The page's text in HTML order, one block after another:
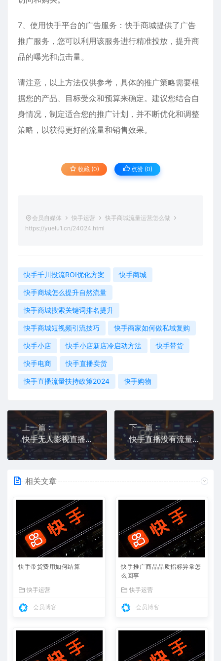
7、使用快手平台的广告服务：快手商城提供了广告
推广服务，您可以利用该服务进行精准投放，提升商
品的曝光和点击量。
请注意，以上方法仅供参考，具体的推广策略需要根
据您的产品、目标受众和预算来确定。建议您结合自
身情况，制定适合您的推广计划，并不断优化和调整
策略，以获得更好的流量和销售效果。
收藏 (0) 点赞 (0)
会员自媒体 快手运营
快手商城流量运营怎么做
https://yuelu1.cn/24024.html
快手千川投流ROI优化方案 快手商城
快手商城怎么提升自然流量
快手商城搜索关键词排名提升
快手商城短视频引流技巧 快手商家如何做私域复购
快手小店 快手小店新店冷启动方法 快手带货
快手电商 快手直播卖货
快手直播流量扶持政策2024 快手购物
上一篇：
快手无人影视直播赚钱吗
下一篇：
快手直播没有流量坚持播有用吗
相关文章
快手带货费用如何结算
快手运营
会员博客
快手推广商品品质指标异常怎
么回事
快手运营
会员博客